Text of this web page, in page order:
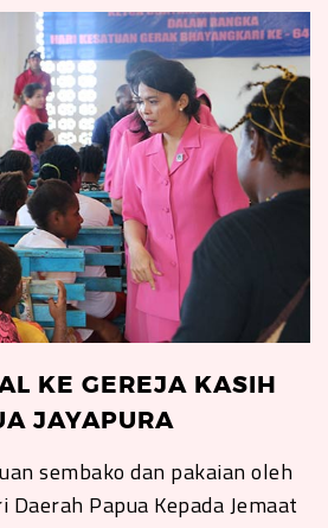
KE GEREJA KASIH
JAYAPURA
sembako dan pakaian oleh
Daerah Papua Kepada Jemaat